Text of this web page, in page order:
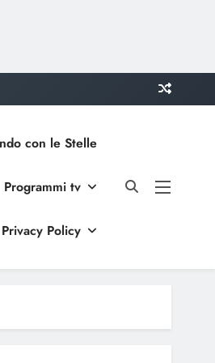
con le Stelle
Programmi tv
Privacy Policy